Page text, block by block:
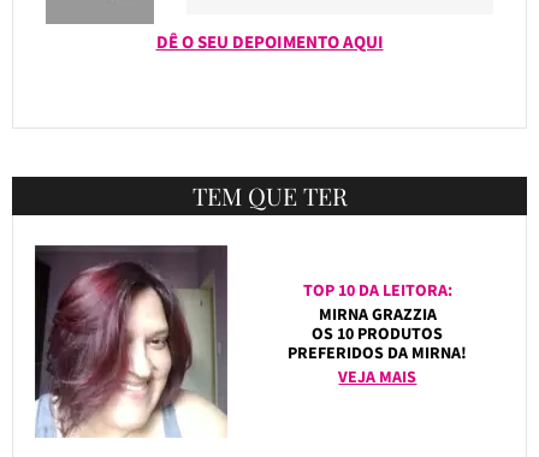
DÊ O SEU DEPOIMENTO AQUI
TEM QUE TER
TOP 10 DA LEITORA:
MIRNA GRAZZIA
OS 10 PRODUTOS
PREFERIDOS DA MIRNA!
VEJA MAIS